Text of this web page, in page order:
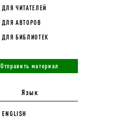
ДЛЯ ЧИТАТЕЛЕЙ
ДЛЯ АВТОРОВ
ДЛЯ БИБЛИОТЕК
Отправить материал
Язык
ENGLISH